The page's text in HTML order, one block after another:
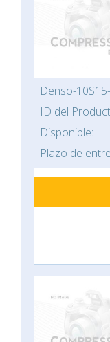
Denso-
ID del
Disponible:
Plazo de